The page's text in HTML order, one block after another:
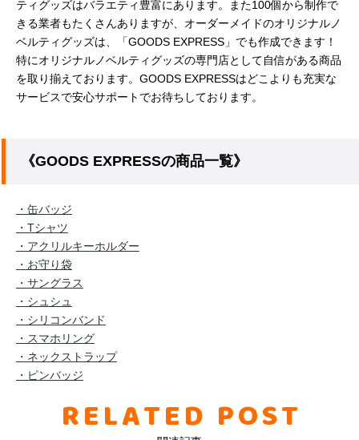
ティグッズはバラエティ豊富にあります。また100個から制作で
きる業者もたくさんありますが、オーダーメイドのオリジナルノ
ベルティグッズは、「GOODS EXPRESS」でも作成できます！
特にオリジナルノベルティグッズの専門店として自信がある商品
を取り揃えております。GOODS EXPRESSはどこよりも充実な
サービスで安心サポートでお待ちしております。
《GOODS EXPRESSの商品一覧》
・缶バッジ
・Tシャツ
・アクリルキーホルダー
・お守り袋
・サングラス
・シュシュ
・シリコンバンド
・スマホリング
・ネックストラップ
・ピンバッジ
RELATED POST